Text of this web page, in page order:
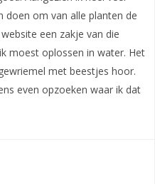
doen om van alle planten de
een zakje van die
moest oplossen in water. Het
met beestjes hoor.
even opzoeken waar ik dat